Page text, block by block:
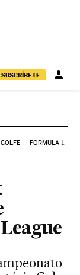
SUSCRÍBETE
GOLFE FORMULA 1